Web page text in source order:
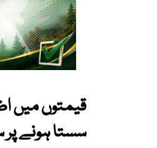
قیمتوں میں
سستا ہونے پر